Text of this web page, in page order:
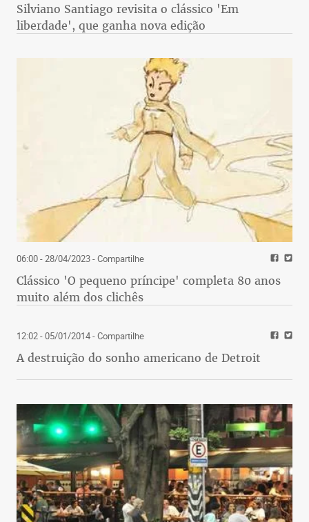
Silviano Santiago revisita o clássico 'Em
liberdade', que ganha nova edição
06:00 - 28/04/2023- Compartilhe
Clássico 'O pequeno príncipe' completa 80 anos
muito além dos clichês
12:02 - 05/01/2014- Compartilhe
A destruição do sonho americano de Detroit